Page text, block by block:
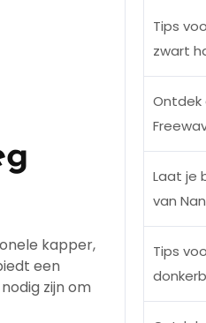
kapper,
een
zijn om
Tips
zwart
Ontdek
Laat je
van
Tips